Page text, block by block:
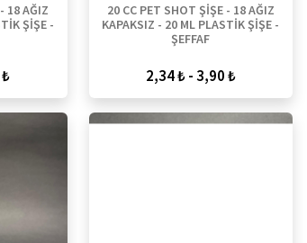
18 AĞIZ
ŞİŞE -
20 CC PET SHOT ŞİŞE - 18 AĞIZ
KAPAKSIZ - 20 ML PLASTİK ŞİŞE -
ŞEFFAF
2,34 ₺ - 3,90 ₺